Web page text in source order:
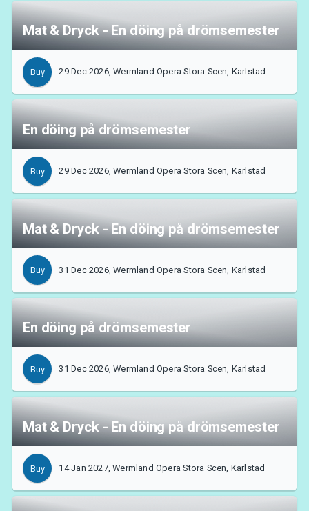
Mat & Dryck - En döing på drömsemester
Buy 29 Dec 2026, Wermland Opera Stora Scen, Karlstad
En döing på drömsemester
Buy 29 Dec 2026, Wermland Opera Stora Scen, Karlstad
Mat & Dryck - En döing på drömsemester
Buy 31 Dec 2026, Wermland Opera Stora Scen, Karlstad
En döing på drömsemester
Buy 31 Dec 2026, Wermland Opera Stora Scen, Karlstad
Mat & Dryck - En döing på drömsemester
Buy 14 Jan 2027, Wermland Opera Stora Scen, Karlstad